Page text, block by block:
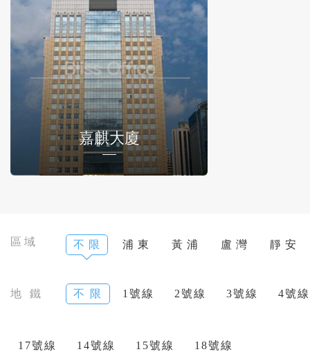
嘉麒大廈
區域 不 限 浦 東 黃 浦 盧 灣 靜 安
地 鐵 不 限 1號線 2號線 3號線 4號線
17號線 14號線 15號線 18號線